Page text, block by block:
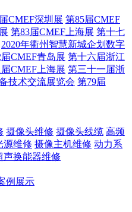
CMEF深圳展 第85届CMEF
第83届CMEF上海展 第十七
2020年衢州智慧新城企划数字
CMEF青岛展 第十六届浙江
CMEF上海展 第三十一届浙
技术交流展览会 第79届
摄像头维修 摄像头线缆 高频
源维修 摄像主机维修 动力系
声换能器维修
例展示